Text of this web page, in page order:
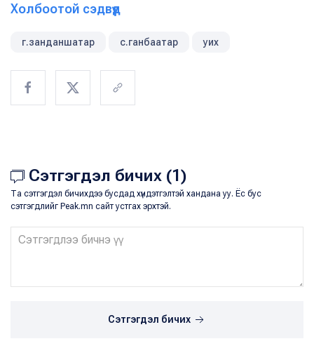
Холбоотой сэдвүүд
г.занданшатар с.ганбаатар уих
Сэтгэгдэл бичих (1)
Та сэтгэгдэл бичихдээ бусдад хүндэтгэлтэй хандана уу. Ёс бус
сэтгэгдлийг Peak.mn сайт устгах эрхтэй.
Сэтгэгдэл бичих